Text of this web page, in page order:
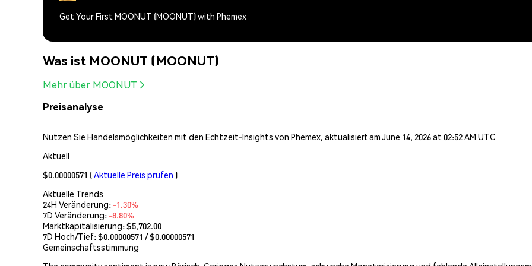
Get Your First MOONUT (MOONUT) with Phemex
Was ist MOONUT (MOONUT)
Mehr über MOONUT
Preisanalyse
Nutzen Sie Handelsmöglichkeiten mit den Echtzeit-Insights von Phemex, aktualisiert am June 14, 2026 at 02:52 AM UTC
Aktuell
$0.00000571 (Aktuelle Preis prüfen )
Aktuelle Trends
24H Veränderung: -1.30%
7D Veränderung: -8.80%
Marktkapitalisierung:$5,702.00
7D Hoch/Tief: $0.00000571 / $0.00000571
Gemeinschaftsstimmung